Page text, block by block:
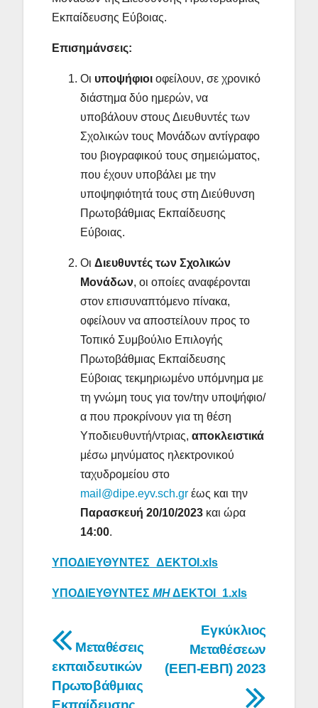
Εκπαίδευσης Εύβοιας.
Επισημάνσεις:
Οι υποψήφιοι οφείλουν, σε χρονικό
διάστημα δύο ημερών, να
υποβάλουν στους Διευθυντές των
Σχολικών τους Μονάδων αντίγραφο
του βιογραφικού τους σημειώματος,
που έχουν υποβάλει με την
υποψηφιότητά τους στη Διεύθυνση
Πρωτοβάθμιας Εκπαίδευσης
Εύβοιας.
Οι Διευθυντές των Σχολικών
Μονάδων, οι οποίες αναφέρονται
στον επισυναπτόμενο πίνακα,
οφείλουν να αποστείλουν προς το
Τοπικό Συμβούλιο Επιλογής
Πρωτοβάθμιας Εκπαίδευσης
Εύβοιας τεκμηριωμένο υπόμνημα με
τη γνώμη τους για τον/την υποψήφιο/
α που προκρίνουν για τη θέση
Υποδιευθυντή/ντριας, αποκλειστικά
μέσω μηνύματος ηλεκτρονικού
ταχυδρομείου στο
mail@dipe.eyv.sch.gr έως και την
Παρασκευή 20/10/2023 και ώρα
14:00.
ΥΠΟΔΙΕΥΘΥΝΤΕΣ_ΔΕΚΤΟΙ.xls
ΥΠΟΔΙΕΥΘΥΝΤΕΣ ΜΗΔΕΚΤΟΙ_1.xls
Πλοήγηση
άρθρων
Εγκύκλιος
Μεταθέσεων
(ΕΕΠ-ΕΒΠ) 2023
Μεταθέσεις
εκπαιδευτικών
Πρωτοβάθμιας
Εκπαίδευσης